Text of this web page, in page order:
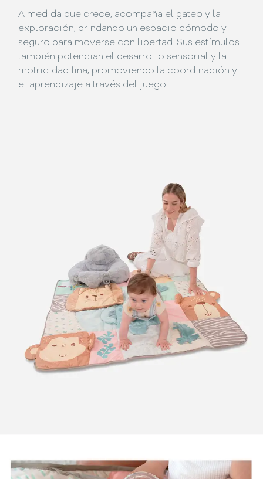
A medida que crece, acompaña el gateo y la
exploración, brindando un espacio cómodo y
seguro para moverse con libertad. Sus estímulos
también potencian el desarrollo sensorial y la
motricidad fina, promoviendo la coordinación y
el aprendizaje a través del juego.